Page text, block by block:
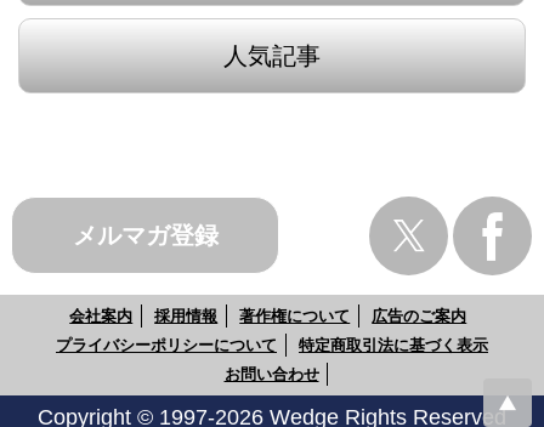
人気記事
メルマガ登録
会社案内 採用情報 著作権について
広告のご案内
プライバシーポリシーについて
特定商取引法に基づく表示
お問い合わせ
Copyright © 1997-2026 Wedge Rights Reserved